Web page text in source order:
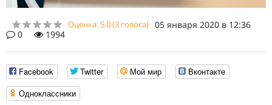
Оценка:5.0(3 голоса) 05 января 2020 в 12:36
0
1994
Facebook Twitter Мой мир
Вконтакте
Одноклассники